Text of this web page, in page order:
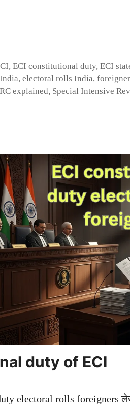
,ECI constitutional duty,ECI
, electoral rolls India,
explained, Special Intensive
duty of ECI
electoral rolls foreigners